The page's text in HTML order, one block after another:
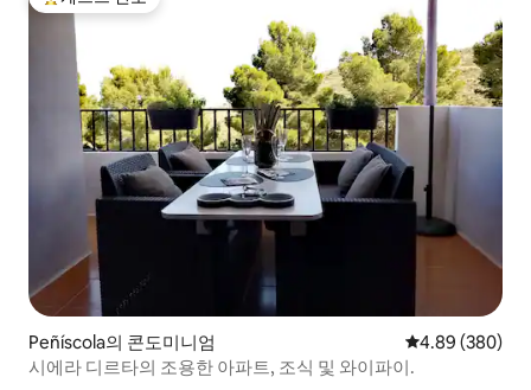
상위 게스트 선호
Peñíscola의 콘도미니엄 평점 4.89점(5
4.89 (380)
시에라 디르타의 조용한 아파트, 조식 및 와이파이.